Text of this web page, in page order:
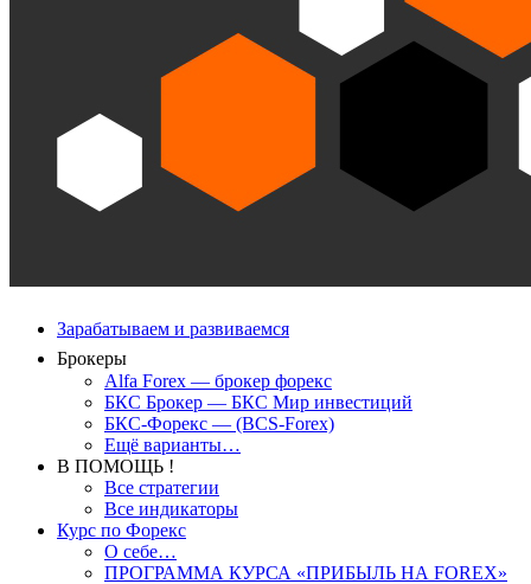
Зарабатываем и развиваемся
Брокеры
Alfa Forex — брокер форекс
БКС Брокер — БКС Мир инвестиций
БКС-Форекс — (BCS-Forex)
Ещё варианты…
В ПОМОЩЬ !
Все стратегии
Все индикаторы
Курс по Форекс
О себе…
ПРОГРАММА КУРСА «ПРИБЫЛЬ НА FOREX»